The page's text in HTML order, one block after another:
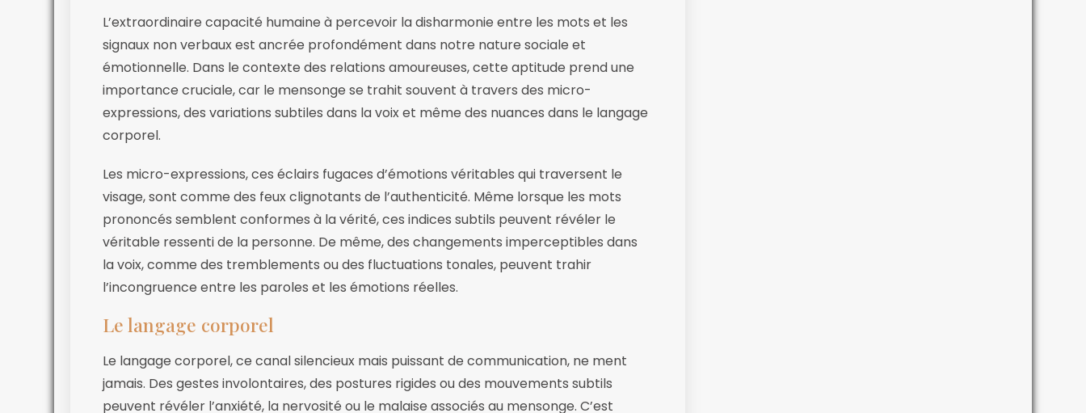
L’extraordinaire capacité humaine à percevoir la disharmonie entre les mots et les
signaux non verbaux est ancrée profondément dans notre nature sociale et
émotionnelle. Dans le contexte des relations amoureuses, cette aptitude prend une
importance cruciale, car le mensonge se trahit souvent à travers des micro-
expressions, des variations subtiles dans la voix et même des nuances dans le langage
corporel.
Les micro-expressions, ces éclairs fugaces d’émotions véritables qui traversent le
visage, sont comme des feux clignotants de l’authenticité. Même lorsque les mots
prononcés semblent conformes à la vérité, ces indices subtils peuvent révéler le
véritable ressenti de la personne. De même, des changements imperceptibles dans
la voix, comme des tremblements ou des fluctuations tonales, peuvent trahir
l’incongruence entre les paroles et les émotions réelles.
Le langage corporel
Le langage corporel, ce canal silencieux mais puissant de communication, ne ment
jamais. Des gestes involontaires, des postures rigides ou des mouvements subtils
peuvent révéler l’anxiété, la nervosité ou le malaise associés au mensonge. C’est